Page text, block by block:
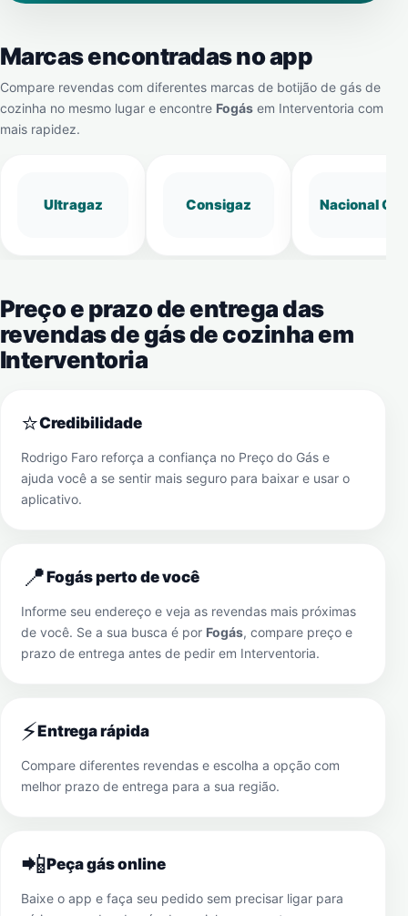
Marcas encontradas no app
Compare revendas com diferentes marcas de botijão de gás de
cozinha no mesmo lugar e encontre Fogás em Interventoria com
mais rapidez.
Ultragaz Consigaz Nacional Gás
Preço e prazo de entrega das
revendas de gás de cozinha em
Interventoria
⭐Credibilidade
Rodrigo Faro reforça a confiança no Preço do Gás e
ajuda você a se sentir mais seguro para baixar e usar o
aplicativo.
📍Fogás perto de você
Informe seu endereço e veja as revendas mais próximas
de você. Se a sua busca é por Fogás, compare preço e
prazo de entrega antes de pedir em Interventoria.
⚡Entrega rápida
Compare diferentes revendas e escolha a opção com
melhor prazo de entrega para a sua região.
📲Peça gás online
Baixe o app e faça seu pedido sem precisar ligar para